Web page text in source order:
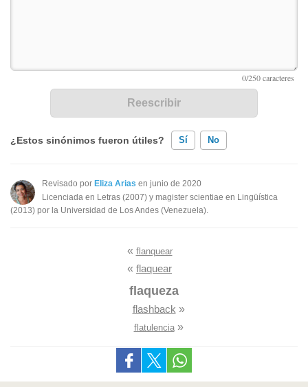
¿Estos sinónimos fueron útiles? Sí No
Existen sinónimos incorrectos
Ninguno de los sinónimos presentados me ayudó
Revisado por Eliza Arias en junio de 2020
Licenciada en Letras (2007) y magister scientiae en Lingüística
(2013) por la Universidad de Los Andes (Venezuela).
« flanquear
« flaquear
flaqueza
flashback »
flatulencia»